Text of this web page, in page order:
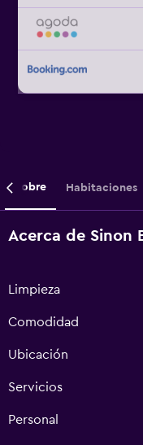
Sobre Habitaciones
Acerca de Sinon
Limpieza
Comodidad
Ubicación
Servicios
Personal